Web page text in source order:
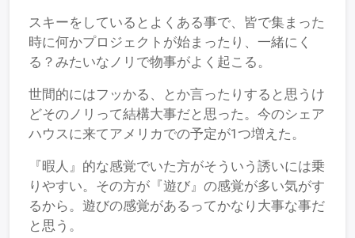
スキーをしているとよくある事で、皆で集まった
時に何かプロジェクトが始まったり、一緒にく
る？みたいなノリで物事がよく起こる。
世間的にはフッかる、とか言ったりすると思うけ
どそのノリって結構大事だと思った。今のシェア
ハウスに来てアメリカでの予定が1つ増えた。
『暇人』的な感覚でいた方がそういう誘いには乗
りやすい。その方が『遊び』の感覚が多い気がす
るから。遊びの感覚があるってかなり大事な事だ
と思う。